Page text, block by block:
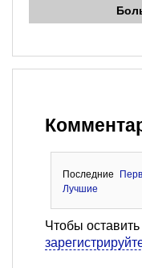
Последние
Лучшие
Чтобы